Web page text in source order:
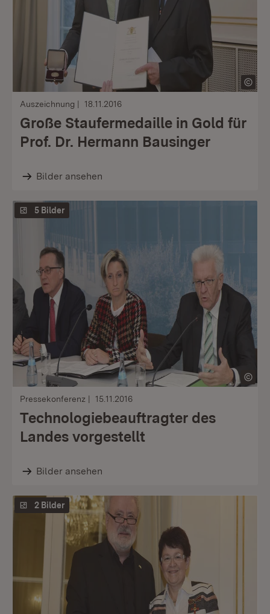
Auszeichnung 18.11.2016
Große Staufermedaille in Gold für
Prof. Dr. Hermann Bausinger
Bilder ansehen
5 Bilder
Pressekonferenz 15.11.2016
Technologiebeauftragter des
Landes vorgestellt
Bilder ansehen
2 Bilder